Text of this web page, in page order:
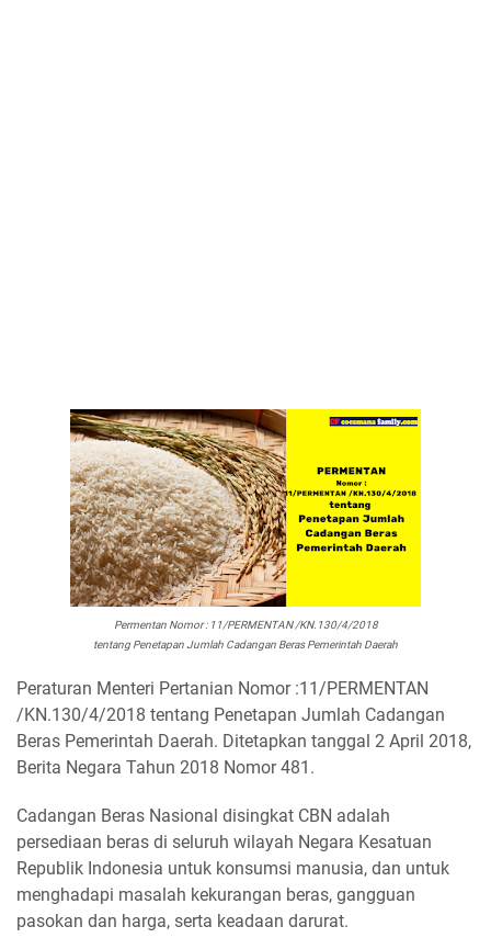
Permentan Nomor : 11/PERMENTAN /KN.130/4/2018
tentang Penetapan Jumlah Cadangan Beras Pemerintah Daerah
Peraturan Menteri Pertanian Nomor :11/PERMENTAN
/KN.130/4/2018 tentang Penetapan Jumlah Cadangan
Beras Pemerintah Daerah. Ditetapkan tanggal 2 April 2018,
Berita Negara Tahun 2018 Nomor 481.
Cadangan Beras Nasional disingkat CBN adalah
persediaan beras di seluruh wilayah Negara Kesatuan
Republik Indonesia untuk konsumsi manusia, dan untuk
menghadapi masalah kekurangan beras, gangguan
pasokan dan harga, serta keadaan darurat.